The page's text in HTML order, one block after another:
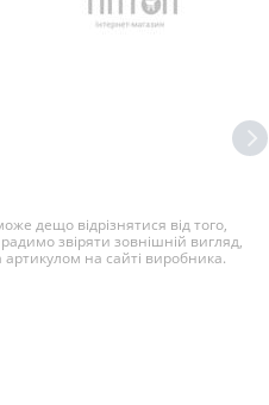
дещо відрізнятися від того,
звіряти зовнішній вигляд,
артикулом на сайті виробника.